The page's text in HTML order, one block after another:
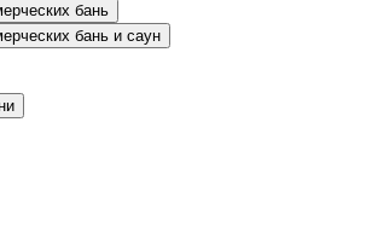
бань
бань и саун